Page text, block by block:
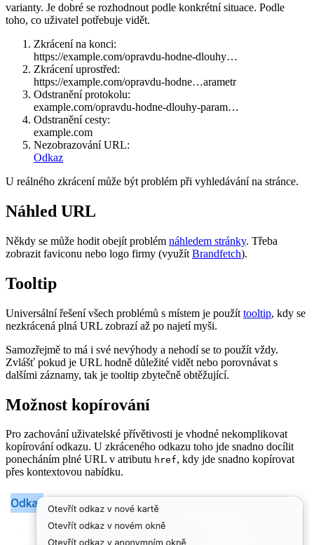
varianty. Je dobré se rozhodnout podle konkrétní situace. Podle
toho, co uživatel potřebuje vidět.
Zkrácení na konci:
https://example.com/opravdu-hodne-dlouhy…
Zkrácení uprostřed:
https://example.com/opravdu-hodne…arametr
Odstranění protokolu:
example.com/opravdu-hodne-dlouhy-param…
Odstranění cesty:
example.com
Nezobrazování URL:
Odkaz
U reálného zkrácení může být problém při vyhledávání na stránce.
Náhled URL
Někdy se může hodit obejít problém náhledem stránky. Třeba
zobrazit faviconu nebo logo firmy (využít Brandfetch).
Tooltip
Universální řešení všech problémů s místem je použít tooltip, kdy se
nezkrácená plná URL zobrazí až po najetí myši.
Samozřejmě to má i své nevýhody a nehodí se to použít vždy.
Zvlášť pokud je URL hodně důležité vidět nebo porovnávat s
dalšími záznamy, tak je tooltip zbytečně obtěžující.
Možnost kopírování
Pro zachování uživatelské přívětivosti je vhodné nekomplikovat
kopírování odkazu. U zkráceného odkazu toho jde snadno docílit
ponecháním plné URL v atributu href, kdy jde snadno kopírovat
přes kontextovou nabídku.